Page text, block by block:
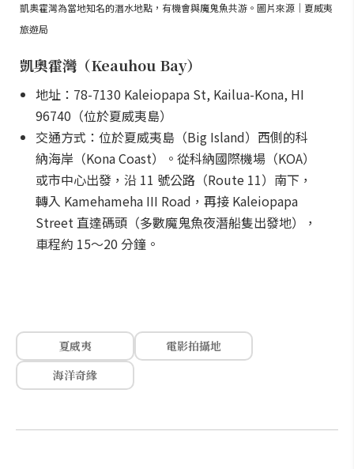
凱奧霍灣為當地知名的潛水地點，有機會與魔鬼魚共游。圖片來源｜夏威夷
旅遊局
凱奧霍灣（Keauhou Bay）
地址：78-7130 Kaleiopapa St, Kailua-Kona, HI
96740（位於夏威夷島）
交通方式：位於夏威夷島（Big Island）西側的科
納海岸（Kona Coast）。從科納國際機場（KOA）
或市中心出發，沿 11 號公路（Route 11）南下，
轉入 Kamehameha III Road，再接 Kaleiopapa
Street 直達碼頭（多數魔鬼魚夜潛船隻出發地），
車程約 15～20 分鐘。
夏威夷
電影拍攝地
海洋奇緣